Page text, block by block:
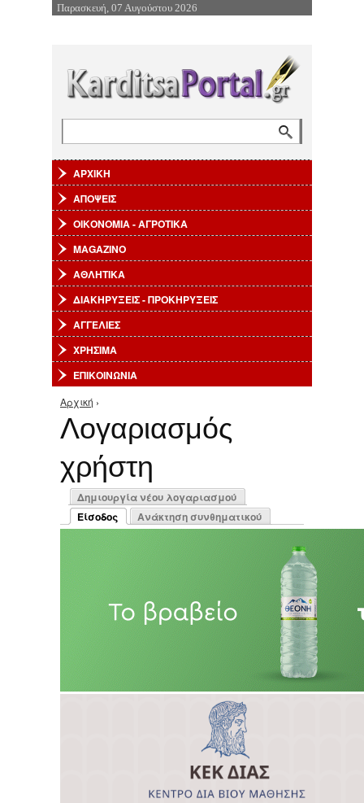
Επιστροφή στην Πλοήγηση
Παρασκευή, 07 Αυγούστου 2026
ΑΡΧΙΚΗ
ΑΠΟΨΕΙΣ
ΟΙΚΟΝΟΜΙΑ - ΑΓΡΟΤΙΚΑ
MAGAZINO
ΑΘΛΗΤΙΚΑ
ΔΙΑΚΗΡΥΞΕΙΣ - ΠΡΟΚΗΡΥΞΕΙΣ
ΑΓΓΕΛΙΕΣ
ΧΡΗΣΙΜΑ
ΕΠΙΚΟΙΝΩΝΙΑ
Είστε εδώ
Αρχική ›
Λογαριασμός
χρήστη
Πρωτεύουσες καρτέλες
Δημιουργία νέου λογαριασμού
Είσοδος
(ενεργή καρτέλα)
Ανάκτηση συνθηματικού